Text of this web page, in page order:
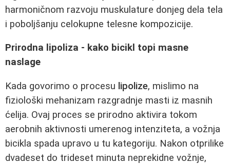
harmoničnom razvoju muskulature donjeg dela tela
i poboljšanju celokupne telesne kompozicije.
Prirodna lipoliza - kako bicikl topi masne
naslage
Kada govorimo o procesu lipolize, mislimo na
fiziološki mehanizam razgradnje masti iz masnih
ćelija. Ovaj proces se prirodno aktivira tokom
aerobnih aktivnosti umerenog intenziteta, a vožnja
bicikla spada upravo u tu kategoriju. Nakon otprilike
dvadeset do trideset minuta neprekidne vožnje,